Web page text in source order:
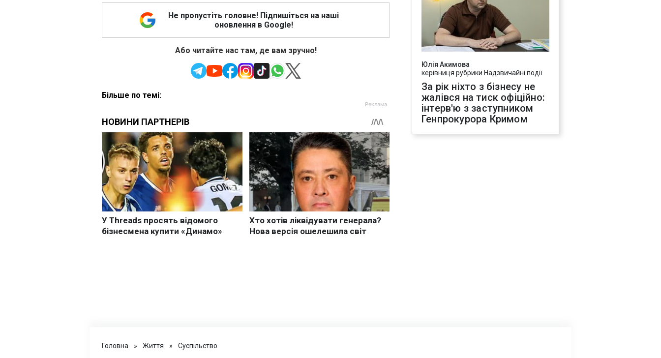
Не пропустіть головне! Підпишіться на наші
оновлення в Google!
Або читайте нас там, де вам зручно!
Більше по темі:
Юлія Акимова
керівниця рубрики Надзвичайні події
За рік ніхто з бізнесу не
жалівся на тиск офіційно:
інтерв'ю з заступником
Генпрокурора Кримом
Головна » Життя » Суспільство